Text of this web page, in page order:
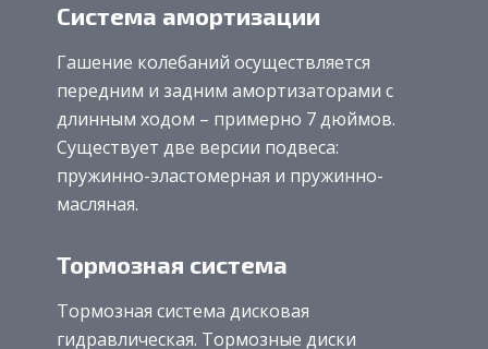
Система амортизации
Гашение колебаний осуществляется
передним и задним амортизаторами с
длинным ходом – примерно 7 дюймов.
Существует две версии подвеса:
пружинно-эластомерная и пружинно-
масляная.
Тормозная система
Тормозная система дисковая
гидравлическая. Тормозные диски